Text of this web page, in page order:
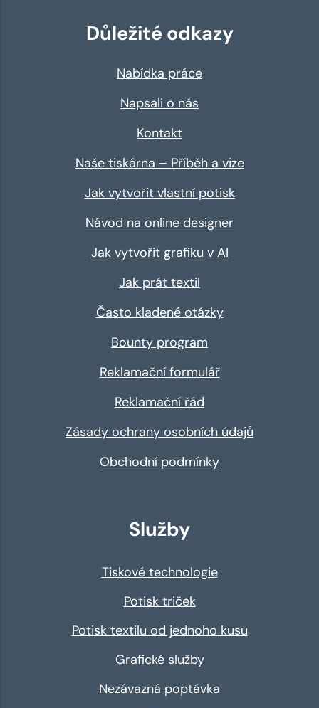
Důležité odkazy
Nabídka práce
Napsali o nás
Kontakt
Naše tiskárna – Příběh a vize
Jak vytvořit vlastní potisk
Návod na online designer
Jak vytvořit grafiku v AI
Jak prát textil
Často kladené otázky
Bounty program
Reklamační formulář
Reklamační řád
Zásady ochrany osobních údajů
Obchodní podmínky
Služby
Tiskové technologie
Potisk triček
Potisk textilu od jednoho kusu
Grafické služby
Nezávazná poptávka